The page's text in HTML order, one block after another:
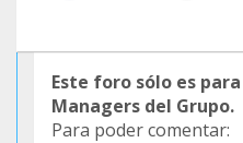
Este foro sólo es
Managers del Grupo.
Para poder comentar: